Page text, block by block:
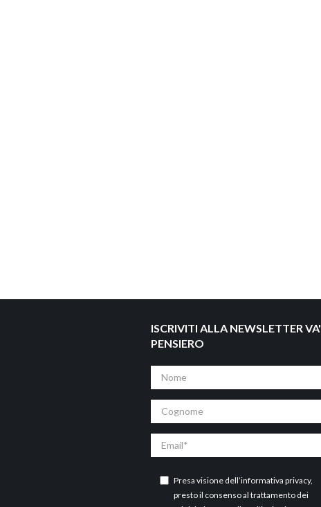
ISCRIVITI ALLA NEWSLETTER VA'
PENSIERO
Nome
Cognome
Email
Presa visione dell’informativa privacy,
presto il consenso al trattamento dei